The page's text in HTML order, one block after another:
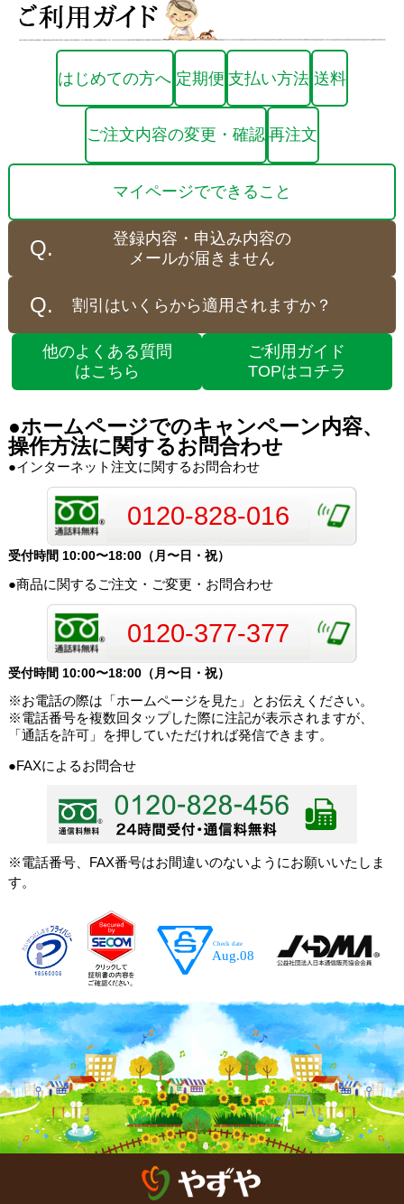
はじめての方へ 定期便 支払い方法 送料
ご注文内容の変更・確認 再注文
マイページでできること
登録内容・申込み内容の
メールが届きません
割引はいくらから適用されますか？
他のよくある質問
はこちら
ご利用ガイド
TOPはコチラ
●ホームページでのキャンペーン内容、
操作方法に関するお問合わせ
●インターネット注文に関するお問合わせ
0120-828-016
受付時間 10:00〜18:00（月〜日・祝）
●商品に関するご注文・ご変更・お問合わせ
0120-377-377
受付時間 10:00〜18:00（月〜日・祝）
※お電話の際は「ホームページを見た」とお伝えください。
※電話番号を複数回タップした際に注記が表示されますが、
「通話を許可」を押していただければ発信できます。
●FAXによるお問合せ
※電話番号、FAX番号はお間違いのないようにお願いいたしま
す。